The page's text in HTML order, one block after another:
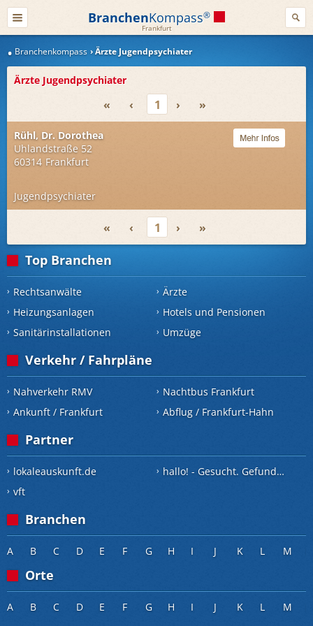
BranchenKompass®
Frankfurt
Branchenkompass Ärzte Jugendpsychiater
Ärzte Jugendpsychiater
« ‹ 1 › »
Rühl, Dr. Dorothea
Uhlandstraße 52
60314 Frankfurt
Jugendpsychiater
« ‹ 1 › »
Top Branchen
Rechtsanwälte Ärzte
Heizungsanlagen
Hotels und Pensionen
Sanitärinstallationen
Umzüge
Verkehr / Fahrpläne
Nahverkehr RMV Nachtbus Frankfurt
Ankunft / Frankfurt
Abflug / Frankfurt-Hahn
Partner
lokaleauskunft.de hallo! - Gesucht. Gefunden.
vft
Branchen
A B C D E F G H I J K L M
Orte
A B C D E F G H I J K L M